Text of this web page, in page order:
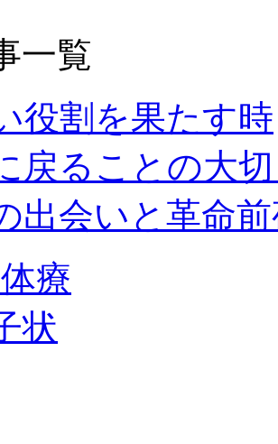
一覧
役割を果たす時
戻ることの大
出会いと革命